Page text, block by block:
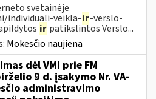
svetainėje
individuali-veikla-ir-verslo-
ir patikslintos Verslo...
Mokesčio naujiena
dėl VMI prie FM
9 d. įsakymo Nr. VA-
administravimo